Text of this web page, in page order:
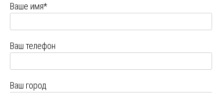
Ваше имя*
Ваш телефон
Ваш город